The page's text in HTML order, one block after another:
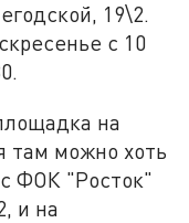
19\2.
с 10
на
там можно хоть
с ФОК "Росток"
и на